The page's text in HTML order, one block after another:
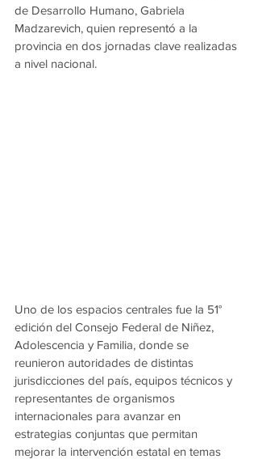
de Desarrollo Humano, Gabriela
Madzarevich, quien representó a la
provincia en dos jornadas clave realizadas
a nivel nacional.
Uno de los espacios centrales fue la 51°
edición del Consejo Federal de Niñez,
Adolescencia y Familia, donde se
reunieron autoridades de distintas
jurisdicciones del país, equipos técnicos y
representantes de organismos
internacionales para avanzar en
estrategias conjuntas que permitan
mejorar la intervención estatal en temas